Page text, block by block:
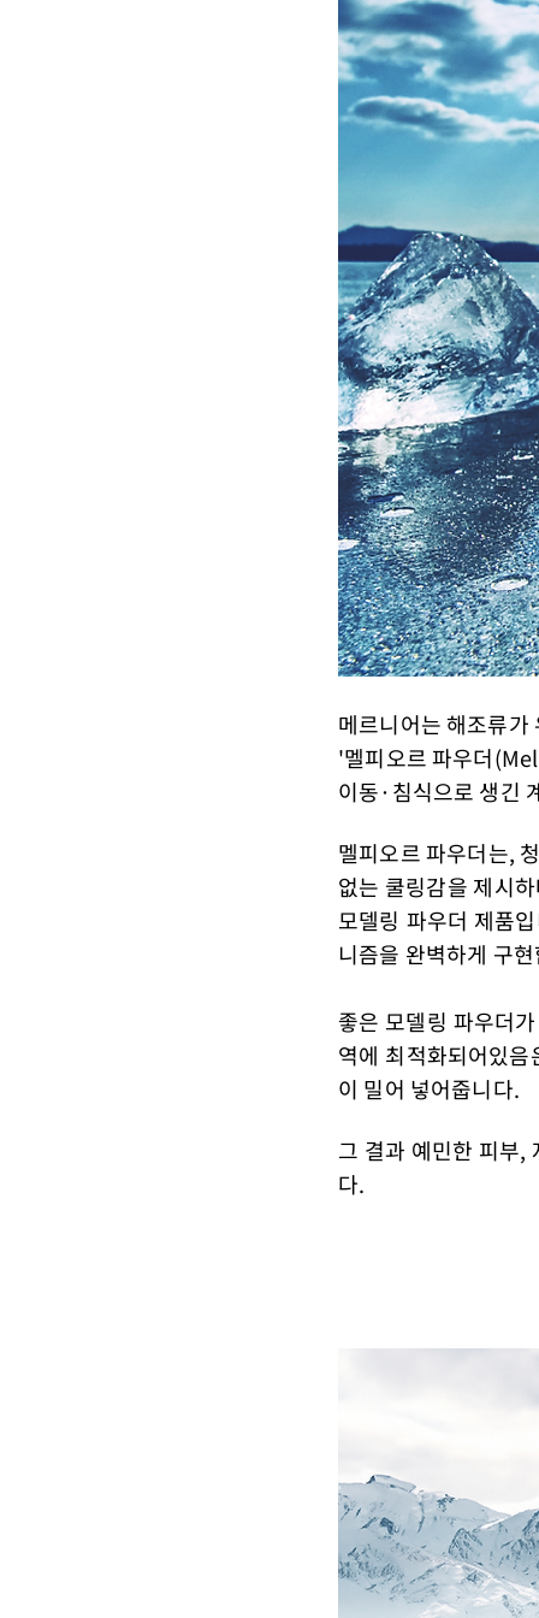
메르니어는 해조류가
'멜피오르 파우더
이동·침식으로 생긴
멜피오르 파우더는,
없는 쿨링감을 제시
모델링 파우더 제품
니즘을 완벽하게 구
좋은 모델링 파우더
역에 최적화되어있
이 밀어 넣어줍니다.
그 결과 예민한 피부,
다.